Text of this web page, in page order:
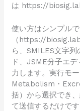
は https://
使い方はシンプル
（https://
ら、SMILES文字
ド、JSME分子エ
力します。実行モ
Metabolism・
括）から選択でき
て送信するだけです